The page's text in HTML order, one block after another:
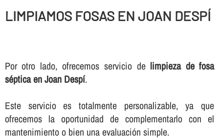
LIMPIAMOS FOSAS EN JOAN DESPÍ
Por otro lado, ofrecemos servicio de limpieza de fosa
séptica en Joan Despí.
Este servicio es totalmente personalizable, ya que
ofrecemos la oportunidad de complementarlo con el
mantenimiento o bien una evaluación simple.